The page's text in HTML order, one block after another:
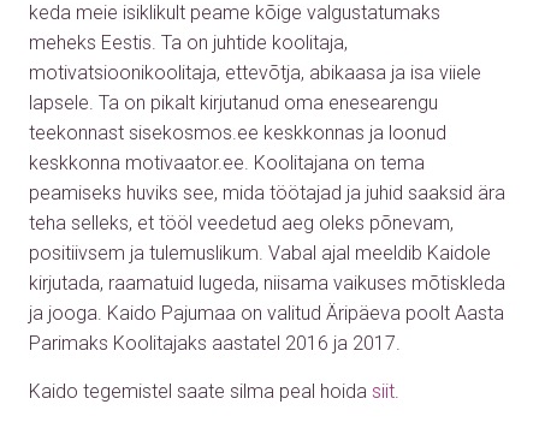
keda meie isiklikult peame kõige valgustatumaks
meheks Eestis. Ta on juhtide koolitaja,
motivatsioonikoolitaja, ettevõtja, abikaasa ja isa viiele
lapsele. Ta on pikalt kirjutanud oma enesearengu
teekonnast sisekosmos.ee keskkonnas ja loonud
keskkonna motivaator.ee. Koolitajana on tema
peamiseks huviks see, mida töötajad ja juhid saaksid ära
teha selleks, et tööl veedetud aeg oleks põnevam,
positiivsem ja tulemuslikum. Vabal ajal meeldib Kaidole
kirjutada, raamatuid lugeda, niisama vaikuses mõtiskleda
ja jooga. Kaido Pajumaa on valitud Äripäeva poolt Aasta
Parimaks Koolitajaks aastatel 2016 ja 2017.
Kaido tegemistel saate silma peal hoida siit.